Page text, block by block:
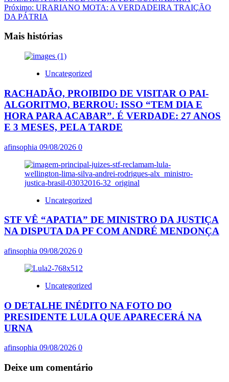
de
artigos
Próximo: URARIANO MOTA: A VERDADEIRA TRAIÇÃO
DA PÁTRIA
Mais histórias
Uncategorized
RACHADÃO, PROIBIDO DE VISITAR O PAI-
ALGORITMO, BERROU: ISSO “TEM DIA E
HORA PARA ACABAR”. É VERDADE: 27 ANOS
E 3 MESES, PELA TARDE
afinsophia 09/08/2026 0
Uncategorized
STF VÊ “APATIA” DE MINISTRO DA JUSTIÇA
NA DISPUTA DA PF COM ANDRÉ MENDONÇA
afinsophia 09/08/2026 0
Uncategorized
O DETALHE INÉDITO NA FOTO DO
PRESIDENTE LULA QUE APARECERÁ NA
URNA
afinsophia 09/08/2026 0
Deixe um comentário